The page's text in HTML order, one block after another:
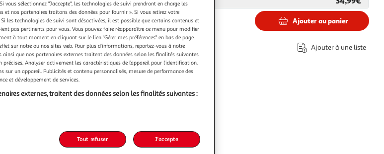
34,99€
Ajouter au panier
Ajouter à une liste
vous sélectionnez "J'accepte", les technologies de suivi prendront en charge les
et nos partenaires traitons des données pour fournir ». Si vous retirez votre
les technologies de suivi sont désactivées, il est possible que certains contenus et
pas pertinents pour vous. Vous pouvez faire réapparaître ce menu pour modifier
à tout moment en cliquant sur le lien "Gérer mes préférences" en bas de page.
sur notre ou nos sites web. Pour plus d’informations, reportez-vous à notre
que nos partenaires externes traitent des données selon les finalités suivantes
Analyser activement les caractéristiques de l’appareil pour l’identification.
sur un appareil. Publicités et contenu personnalisés, mesure de performance des
et développement de services.
externes, traitent des données selon les finalités suivantes :
Tout refuser J'accepte